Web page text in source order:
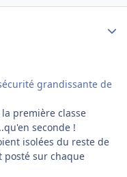
grandissante de
première classe
seconde !
isolées du reste de
posté sur chaque